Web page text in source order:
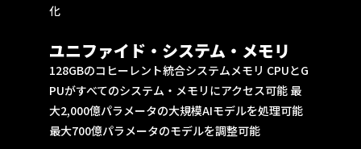
化
ユニファイド・システム・メモリ
128GBのコヒーレント統合システムメモリ CPUとG
PUがすべてのシステム・メモリにアクセス可能 最
大2,000億パラメータの大規模AIモデルを処理可能
最大700億パラメータのモデルを調整可能